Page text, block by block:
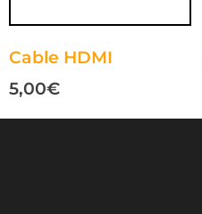
Cable HDMI
5,00€